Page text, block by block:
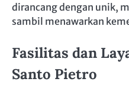
dirancang dengan unik,
sambil menawarkan
Fasilitas dan
Santo Pietro